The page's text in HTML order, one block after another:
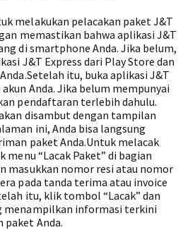
melakukan pelacakan paket J&T
memastikan bahwa aplikasi J&T
di smartphone Anda. Jika belum,
J&T Express dari Play Store dan
itu, buka aplikasi J&T
akun Anda. Jika belum mempunyai
pendaftaran terlebih dahulu.
disambut dengan tampilan
ini, Anda bisa langsung
paket Anda.Untuk melacak
“Lacak Paket” di bagian
masukkan nomor resi atau nomor
pada tanda terima atau invoice
itu, klik tombol “Lacak” dan
menampilkan informasi terkini
paket Anda.